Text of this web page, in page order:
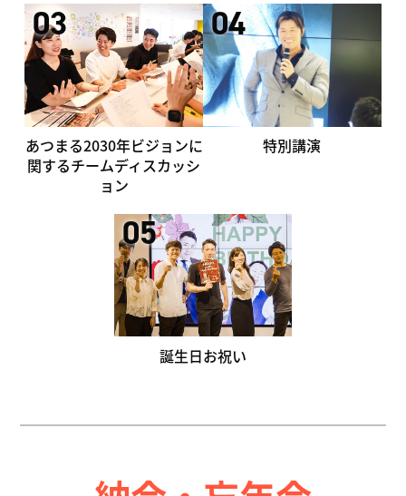
03
あつまる2030年ビジョンに
関するチームディスカッシ
ョン
04
特別講演
05
誕生日お祝い